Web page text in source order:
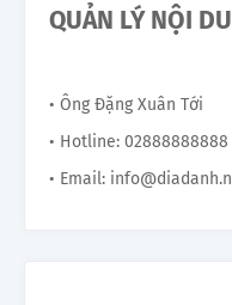
QUẢN LÝ NỘI
• Ông Đặng Xuân Tới
• Hotline: 02888888888
• Email: